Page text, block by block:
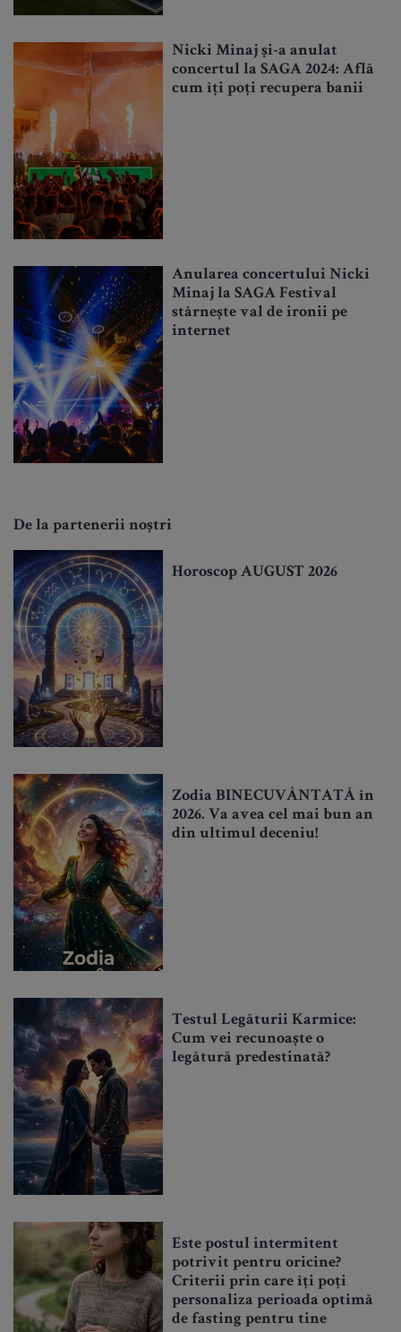
Nicki Minaj și-a anulat
concertul la SAGA 2024: Află
cum îți poți recupera banii
Anularea concertului Nicki
Minaj la SAGA Festival
stârnește val de ironii pe
internet
De la partenerii noștri
Horoscop AUGUST 2026
Zodia BINECUVÂNTATĂ în
2026. Va avea cel mai bun an
din ultimul deceniu!
Testul Legăturii Karmice:
Cum vei recunoaște o
legătură predestinată?
Este postul intermitent
potrivit pentru oricine?
Criterii prin care îți poți
personaliza perioada optimă
de fasting pentru tine